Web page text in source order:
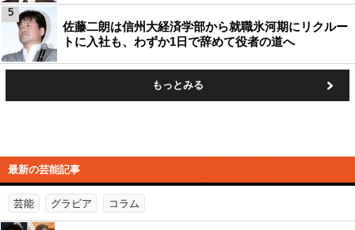
佐藤二朗は信州大経済学部から就職氷河期にリクルー
トに入社も、わずか1日で辞めて役者の道へ
5
もっとみる
最新の芸能記事
芸能 グラビア コラム